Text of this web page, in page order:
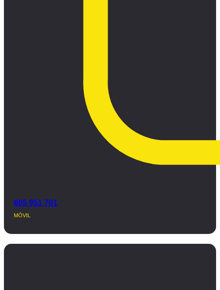
605 951 701
MÓVIL